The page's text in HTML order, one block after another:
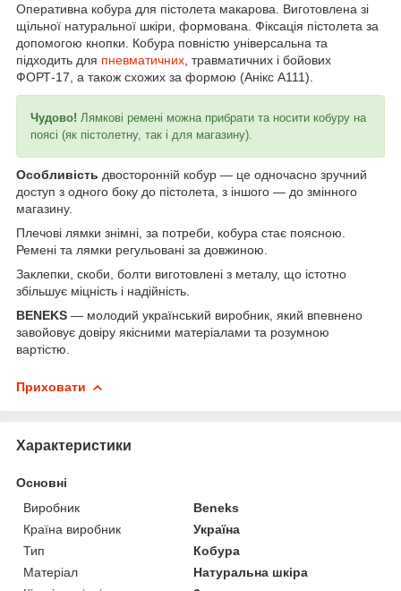
Оперативна кобура для пістолета макарова. Виготовлена зі
щільної натуральної шкіри, формована. Фіксація пістолета за
допомогою кнопки. Кобура повністю універсальна та
підходить для пневматичних , травматичних і бойових
ФОРТ-17, а також схожих за формою (Анікс А111).
Чудово! Лямкові ремені можна прибрати та носити кобуру на
поясі (як пістолетну, так і для магазину).
Особливість двосторонній кобур — це одночасно зручний
доступ з одного боку до пістолета, з іншого — до змінного
магазину.
Плечові лямки знімні, за потреби, кобура стає поясною.
Ремені та лямки регульовані за довжиною.
Заклепки, скоби, болти виготовлені з металу, що істотно
збільшує міцність і надійність.
BENEKS — молодий український виробник, який впевнено
завойовує довіру якісними матеріалами та розумною
вартістю.
Приховати
Характеристики
Основні
Виробник
Beneks
Країна виробник
Україна
Тип
Кобура
Матеріал
Натуральна шкіра